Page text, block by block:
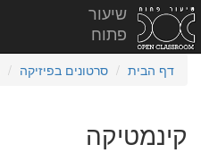
שיעור
פתוח
דף הבית סרטונים בפיזיקה
קינמטיקה